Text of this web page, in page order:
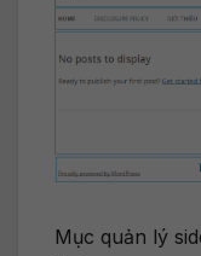
Mục quản lý